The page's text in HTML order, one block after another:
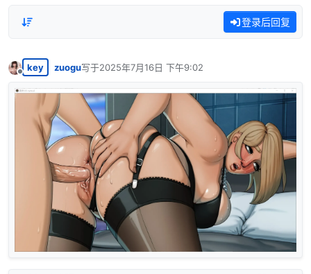
登录后回复
离线
key zuogu写于2025年7月16日 下午9:02
最后由 编辑